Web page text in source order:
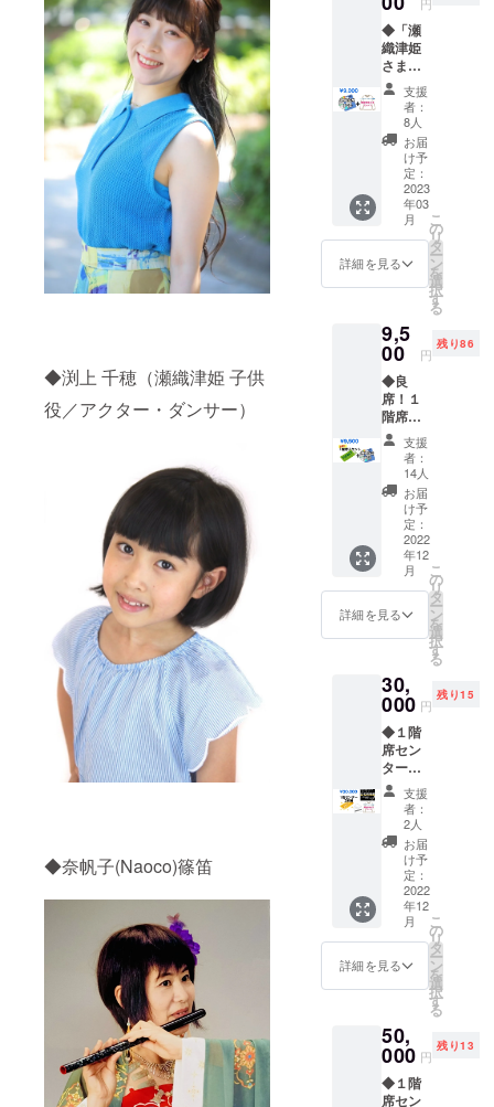
◆渕上 千穂（瀬織津姫 子供
役／アクター・ダンサー）
◆奈帆子(Naoco)篠笛
は仮面
徹甲檀
のもの
です。
◆「瀬
織津姫
さま〜
澪つく
し〜」
DVD ※
お届け
は2023
年3月以
降とな
りま
す。 ※
作品の
著作権
は仮面
徹甲檀
です。
◆クラ
ウド
ファン
ディン
グ限定T
シャツ
(長袖)
色◇ブ
ルー
（色指
定はで
きませ
ん） サ
イズ展
開
◇M/L/L
イズ）
※デザイ
ンは画
像を参
照くだ
さい ~
サイズ
詳細~
メンズ
M（レ
ディー
ス M/ L
サイズ
相当）
メンズ
L（レ
ディー
メンズ
LL（レ
ディー
ス
支援
者：
8人
お届
け予
定：
2023
年03
月
詳細を見る
こ
の
リ
タ
ー
ン
を
選
択
す
る
9,5
00 円
残り86
◆良
席！１
階席チ
ケット※
先着順
（12/11
(日) 当
日のみ
有効）
◆作品
DVD ※
お届け
は2023
年3月以
降とな
りま
作品の
著作権
は仮面
徹甲檀
のもの
です。
支援
者：
14人
お届
け予
定：
2022
年12
月
詳細を見る
こ
の
リ
タ
ー
ン
を
選
択
す
る
30,
000 円
残り15
◆１階
席セン
ター３
列目チ
ケット
（12/11
(日) 当
日のみ
有効）
◆クラ
ウド
ファン
ディン
グ限定T
シャツ
(長袖)
ルー
（色指
定はで
きませ
ん） サ
支援
者：
2人
お届
け予
定：
2022
年12
月
詳細を見る
こ
の
リ
タ
ー
ン
を
選
択
す
る
50,
000 円
残り13
◆１階
席セン